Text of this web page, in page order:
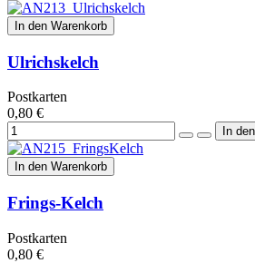
In den Warenkorb
Ulrichskelch
Postkarten
0,80 €
In den Warenkorb
Frings-Kelch
Postkarten
0,80 €